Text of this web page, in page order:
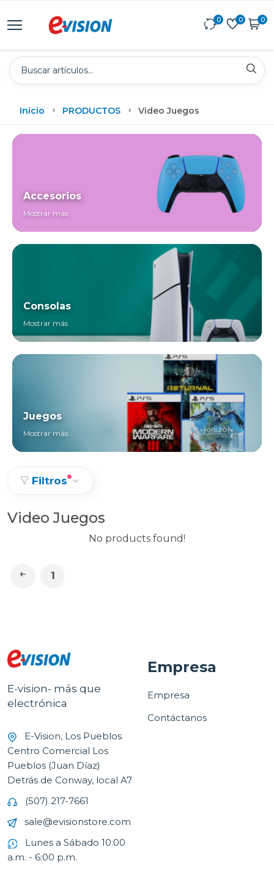
0 0 0
Inicio PRODUCTOS Video Juegos
Accesorios
Mostrar más
Consolas
Mostrar más
Juegos
Mostrar más
Filtros
Video Juegos
No products found!
1
E-vision- más que
electrónica
E-Vision, Los Pueblos
Centro Comercial Los
Pueblos (Juan Díaz)
Detrás de Conway, local A7
(507) 217-7661
sale@evisionstore.com
Lunes a Sábado 10:00
a.m. - 6:00 p.m.
Empresa
Empresa
Contáctanos